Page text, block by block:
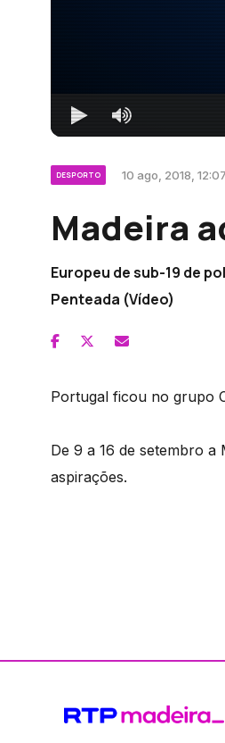
DESPORTO 10 ago, 2018, 12:07
Madeira
Europeu de sub-19 de
Penteada (Vídeo)
Portugal ficou no grupo
De 9 a 16 de setembro
aspirações.